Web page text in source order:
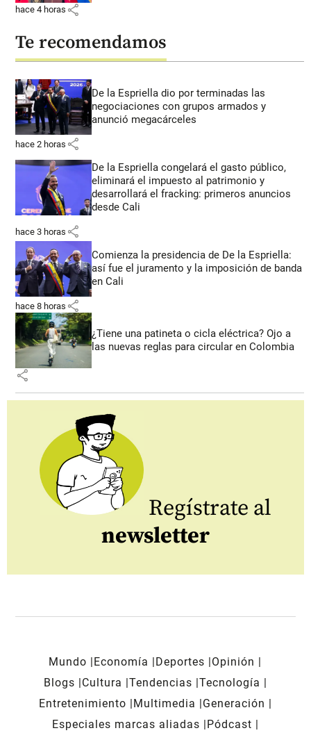
hace 4 horas share
Te recomendamos
De la Espriella dio por terminadas las
negociaciones con grupos armados y
anunció megacárceles
hace 2 horas share
De la Espriella congelará el gasto público,
eliminará el impuesto al patrimonio y
desarrollará el fracking: primeros anuncios
desde Cali
hace 3 horas share
Comienza la presidencia de De la Espriella:
así fue el juramento y la imposición de banda
en Cali
hace 8 horas share
¿Tiene una patineta o cicla eléctrica? Ojo a
las nuevas reglas para circular en Colombia
share
Regístrate al
newsletter
Mundo Economía Deportes
Opinión
Blogs
Cultura Tendencias Tecnología
Entretenimiento
Multimedia
Generación
Especiales marcas aliadas
Pódcast